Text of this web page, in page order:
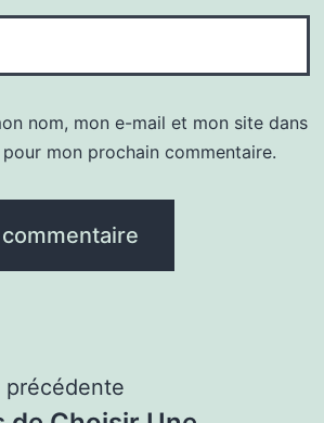
nom, mon e-mail et mon site dans
mon prochain commentaire.
précédente